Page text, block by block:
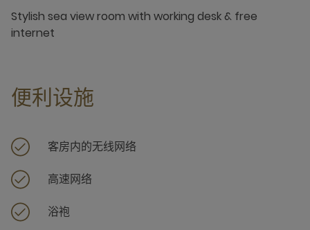
Stylish sea view room with working desk & free
internet
便利设施
客房内的无线网络
高速网络
浴袍